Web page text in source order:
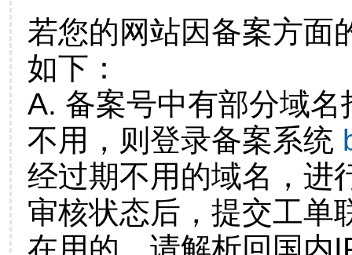
若您的网站因备案方面
如下：
A. 备案号中有部分域
不用，则登录备案系统
经过期不用的域名，进
审核状态后，提交工单